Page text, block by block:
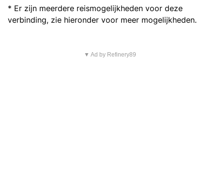
* Er zijn meerdere reismogelijkheden voor deze
verbinding, zie hieronder voor meer mogelijkheden.
▼ Ad by Refinery89